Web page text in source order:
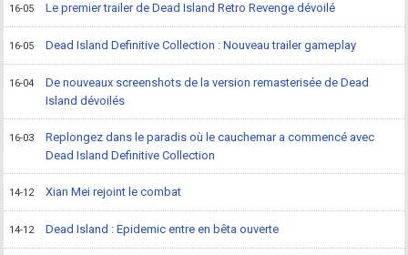
16-05 Le premier trailer de Dead Island Retro Revenge dévoilé
16-05 Dead Island Definitive Collection : Nouveau trailer gameplay
16-04
De nouveaux screenshots de la version remasterisée de Dead
Island dévoilés
16-03
Replongez dans le paradis où le cauchemar a commencé avec
Dead Island Definitive Collection
14-12 Xian Mei rejoint le combat
14-12 Dead Island : Epidemic entre en bêta ouverte